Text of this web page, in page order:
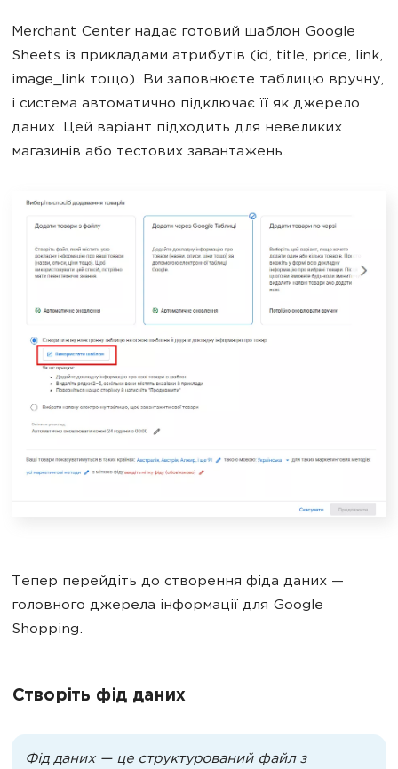
Merchant Center надає готовий шаблон Google
Sheets із прикладами атрибутів (id, title, price, link,
image_link тощо). Ви заповнюєте таблицю вручну,
і система автоматично підключає її як джерело
даних. Цей варіант підходить для невеликих
магазинів або тестових завантажень.
Тепер перейдіть до створення фіда даних —
головного джерела інформації для Google
Shopping.
Створіть фід даних
Фід даних — це структурований файл з